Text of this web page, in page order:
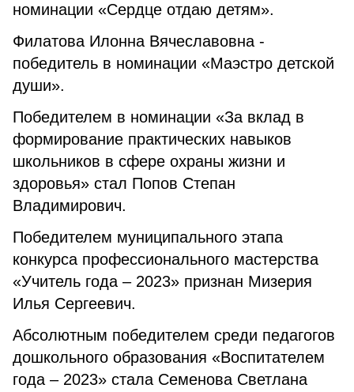
номинации «Сердце отдаю детям».
Филатова Илонна Вячеславовна -
победитель в номинации «Маэстро детской
души».
Победителем в номинации «За вклад в
формирование практических навыков
школьников в сфере охраны жизни и
здоровья» стал Попов Степан
Владимирович.
Победителем муниципального этапа
конкурса профессионального мастерства
«Учитель года – 2023» признан Мизерия
Илья Сергеевич.
Абсолютным победителем среди педагогов
дошкольного образования «Воспитателем
года – 2023» стала Семенова Светлана